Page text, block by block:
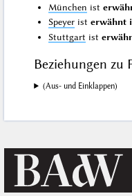
München ist
Speyer isterwähnt
Stuttgart ist
Beziehungen zu
(Aus- und Einklappen)